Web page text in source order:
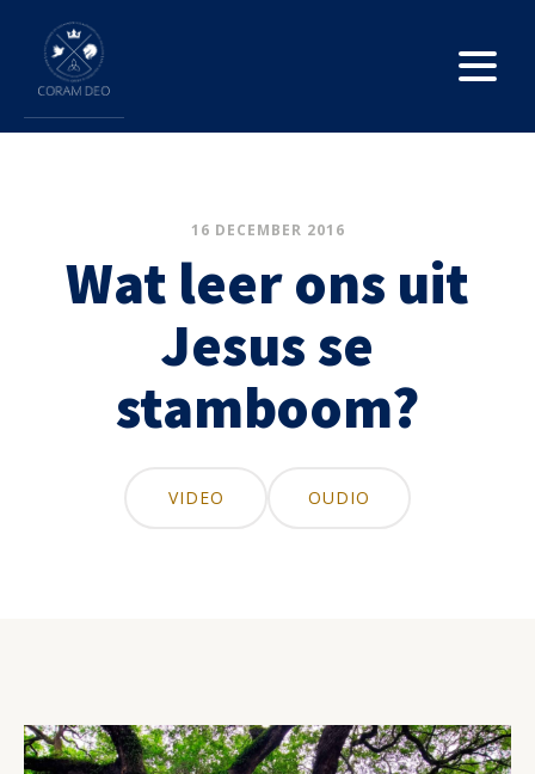
16 DECEMBER 2016
Wat leer ons uit
Jesus se
stamboom?
VIDEO OUDIO